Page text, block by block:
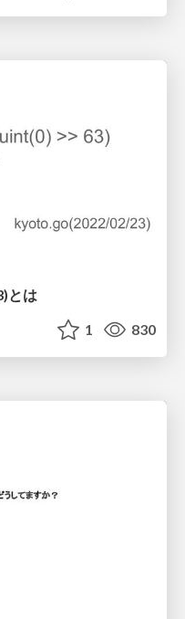
とは
1 830